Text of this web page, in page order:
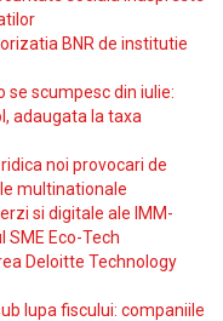
BNR de institutie
se scumpesc din iulie:
adaugata la taxa
noi provocari de
multinationale
si digitale ale IMM-
Eco-Tech
Deloitte Technology
lupa fiscului: companiile